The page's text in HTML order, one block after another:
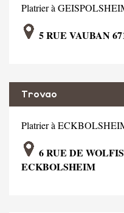
Platrier à
5 RUE VAUBAN
Trovao
Platrier à
6 RUE DE
ECKBOLSHEIM